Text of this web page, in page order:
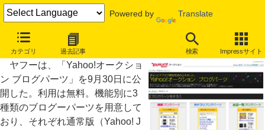
Powered by Translate
カテゴリ 過去記事 検索 Impressサイト
ヤフオクのアフィリエイト付きブログパーツ、ヤフーが提供開始
ヤフーは、「Yahoo!オークショ
ン ブログパーツ」を9月30日に公
開した。利用は無料。機能別に3
種類のブログーパーツを用意して
おり、それぞれ通常版（Yahoo! J